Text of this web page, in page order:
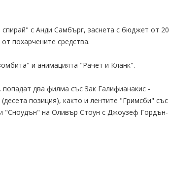
с Анди Самбърг, заснета с бюджет от 20
похарчените средства.
и анимацията "Рачет и Кланк".
два филма със Зак Галифианакис -
позиция), както и лентите "Гримсби" със
"Сноудън" на Оливър Стоун с Джоузеф Гордън-